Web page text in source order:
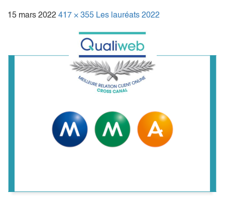
15 mars 2022 417 × 355 Les lauréats 2022